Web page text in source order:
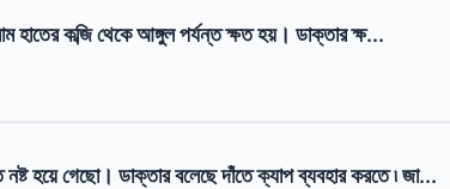
হাতের কব্জি থেকে আঙ্গুল পর্যন্ত ক্ষত হয়। ডাক্তার ক্ষ...
হয়ে গেছো। ডাক্তার বলেছে দাঁতে ক্যাপ ব্যবহার করতে ৷ জা...